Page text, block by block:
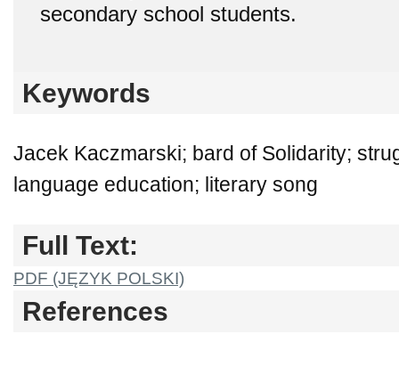
secondary school students.
Keywords
Jacek Kaczmarski; bard of Solidarity;
language education; literary song
Full Text:
PDF (JĘZYK POLSKI)
References